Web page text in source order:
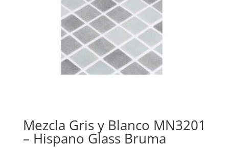
Mezcla Gris y Blanco MN3201
– Hispano Glass Bruma